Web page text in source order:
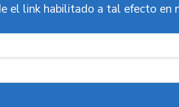
el link habilitado a tal efecto en